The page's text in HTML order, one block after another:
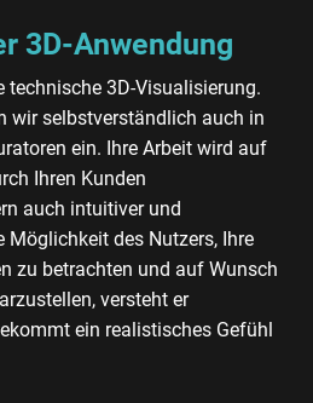
3D-Anwendung
technische 3D-Visualisierung.
wir selbstverständlich auch in
ein. Ihre Arbeit wird auf
Ihren Kunden
auch intuitiver und
Möglichkeit des Nutzers, Ihre
zu betrachten und auf Wunsch
versteht er
ein realistisches Gefühl